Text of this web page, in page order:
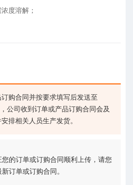
度溶解；
购合同并按要求填写后发送至
，公司收到订单或产品订购合同会及
排相关人员生产发货。
您的订单或订购合同顺利上传，请您
订单或订购合同。